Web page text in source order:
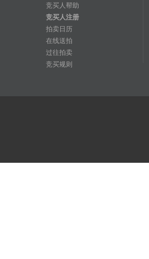
竞买人帮助
竞买人注册
拍卖日历
在线送拍
过往拍卖
竞买规则